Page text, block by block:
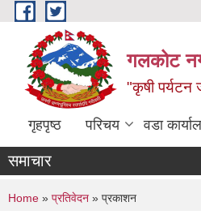
Skip to main content
गलकोट
"कृषी पर्यटन
गृहपृष्ठ परिचय वडा
समाचार
You are here
Home » प्रतिवेदन » प्रकाशन